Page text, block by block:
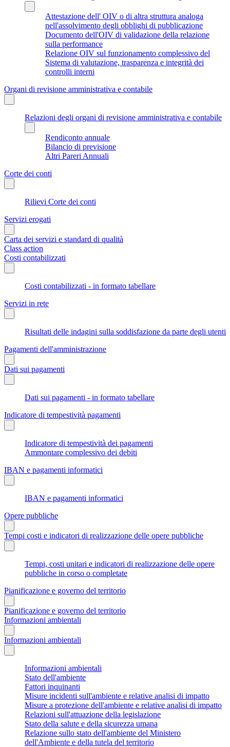
Attestazione dell' OIV o di altra struttura analoga
nell'assolvimento degli obblighi di pubblicazione
Documento dell'OIV di validazione della relazione
sulla performance
Relazione OIV sul funzionamento complessivo del
Sistema di valutazione, trasparenza e integrità dei
controlli interni
Organi di revisione amministrativa e contabile
Relazioni degli organi di revisione amministrativa e contabile
Rendiconto annuale
Bilancio di previsione
Altri Pareri Annuali
Corte dei conti
Rilievi Corte dei conti
Servizi erogati
Carta dei servizi e standard di qualità
Class action
Costi contabilizzati
Costi contabilizzati - in formato tabellare
Servizi in rete
Risultati delle indagini sulla soddisfazione da parte degli utenti
Pagamenti dell'amministrazione
Dati sui pagamenti
Dati sui pagamenti - in formato tabellare
Indicatore di tempestività pagamenti
Indicatore di tempestività dei pagamenti
Ammontare complessivo dei debiti
IBAN e pagamenti informatici
IBAN e pagamenti informatici
Opere pubbliche
Tempi costi e indicatori di realizzazione delle opere pubbliche
Tempi, costi unitari e indicatori di realizzazione delle opere
pubbliche in corso o completate
Pianificazione e governo del territorio
Pianificazione e governo del territorio
Informazioni ambientali
Informazioni ambientali
Informazioni ambientali
Stato dell'ambiente
Fattori inquinanti
Misure incidenti sull'ambiente e relative analisi di impatto
Misure a protezione dell'ambiente e relative analisi di impatto
Relazioni sull'attuazione della legislazione
Stato della salute e della sicurezza umana
Relazione sullo stato dell'ambiente del Ministero
dell'Ambiente e della tutela del territorio